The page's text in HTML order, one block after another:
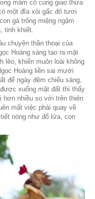
Tếtcó từ khi nào, bạn
chưa? Hãy cùng
thì trong mâm cỗ
có một đĩa xôi
một con gà trống
mạnh, tinh khiết.
từ câu chuyện thần
khi Ngọc Hoàng sáng
và lạnh lẽo, khiến
vậy, Ngọc Hoàng liền
Trái Đất để ngày đêm
trời khi được xuống
thú vị hơn nhiều so
mà quên mất việc